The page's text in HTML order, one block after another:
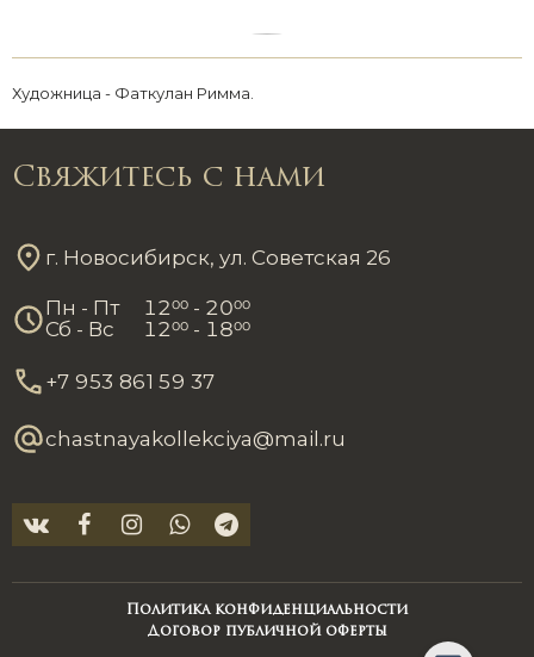
Художница - Фаткулан Римма.
Свяжитесь с нами
г. Новосибирск, ул. Советская 26
Пн - Пт 1200 - 2000
Сб - Вс
1200 - 1800
+7 953 861 59 37
chastnayakollekciya@mail.ru
Политика конфиденциальности
Договор публичной оферты